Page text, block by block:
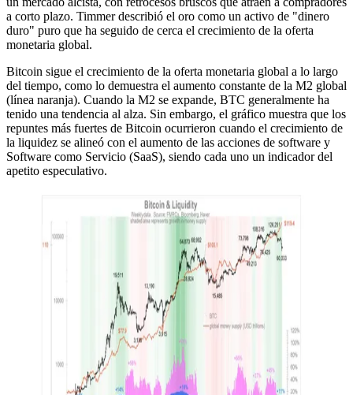
a corto plazo. Timmer describió el oro como un activo de "dinero
duro" puro que ha seguido de cerca el crecimiento de la oferta
monetaria global.
Bitcoin sigue el crecimiento de la oferta monetaria global a lo largo
del tiempo, como lo demuestra el aumento constante de la M2 global
(línea naranja). Cuando la M2 se expande, BTC generalmente ha
tenido una tendencia al alza. Sin embargo, el gráfico muestra que los
repuntes más fuertes de Bitcoin ocurrieron cuando el crecimiento de
la liquidez se alineó con el aumento de las acciones de software y
Software como Servicio (SaaS), siendo cada uno un indicador del
apetito especulativo.